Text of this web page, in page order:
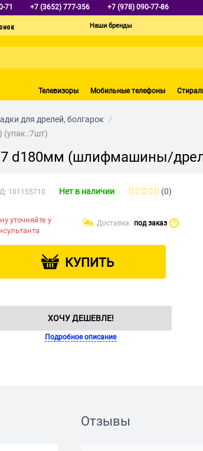
71 +7 (3652) 777-356 +7 (978) 090-77-86
Наши бренды
Телевизоры Мобильные телефоны
для дрелей, болгарок
/
(упак.:7шт)
d180мм (шлифмашины/
101155710 Нет в наличии (0)
уточняйте у
Доставка: под заказ ?
КУПИТЬ
ХОЧУ ДЕШЕВЛЕ!
Подробное описание
Отзывы